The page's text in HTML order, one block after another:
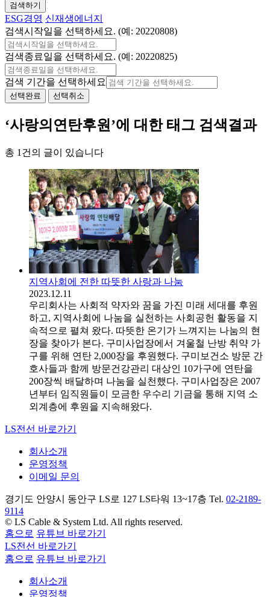
검색하기
ESG경영 신재생에너지
검색시작일을 선택하세요. (예: 20220808)
검색종료일을 선택하세요. (예: 20220825)
검색 기간을 선택하세요
선택완료 선택취소
‘사랑의연탄후원’에 대한 태그 검색결과
총 1건의 글이 있습니다
지역사회에 전한 따뜻한 사랑과 나눔
2023.12.11
우리회사는 사회적 약자와 꿈을 가진 미래 세대를 후원
하고, 지역사회에 나눔을 실천하는 사회공헌 활동을 지
속적으로 펼쳐 왔다. 따뜻한 온기가 느껴지는 나눔의 현
장을 찾아가 본다. 구미사업장에서 겨울철 난방 취약 가
구를 위해 연탄 2,000장을 후원했다. 구미보건소 방문 간
호사들과 함께 방문건강관리 대상인 10가구에 연탄을
200장씩 배달하며 나눔을 실천했다. 구미사업장은 2007
년부터 임직원들이 모금한 우수리 기금을 통해 지역 소
외계층에 후원을 지속해왔다.
LS전선 바로가기
회사소개
운영정책
이메일 문의
경기도 안양시 동안구 LS로 127 LS타워 13~17층 Tel. 02-2189-
9114
© LS Cable & System Ltd. All rights reserved.
홈으로 유튜브 바로가기
LS전선 바로가기
홈으로 유튜브 바로가기
회사소개
운영정책